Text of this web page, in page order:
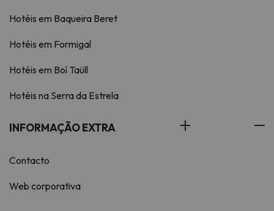
Hotéis em Baqueira Beret
Hotéis em Formigal
Hotéis em Boí Taüll
Hotéis na Serra da Estrela
INFORMAÇÃO EXTRA
Contacto
Web corporativa